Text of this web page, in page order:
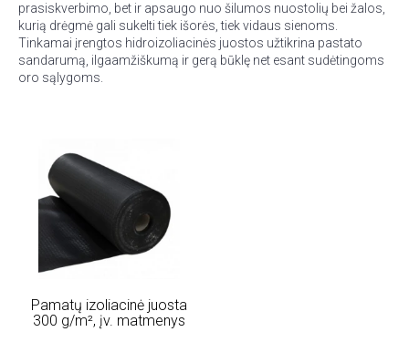
prasiskverbimo, bet ir apsaugo nuo šilumos nuostolių bei žalos,
kurią drėgmė gali sukelti tiek išorės, tiek vidaus sienoms.
Tinkamai įrengtos hidroizoliacinės juostos užtikrina pastato
sandarumą, ilgaamžiškumą ir gerą būklę net esant sudėtingoms
oro sąlygoms.
Pamatų izoliacinė juosta
300 g/m², įv. matmenys